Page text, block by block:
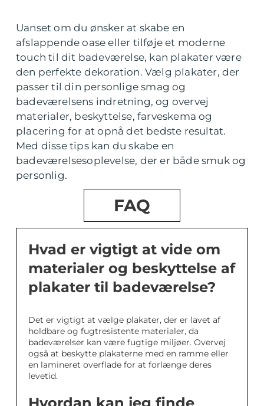
Uanset om du ønsker at skabe en
afslappende oase eller tilføje et moderne
touch til dit badeværelse, kan plakater være
den perfekte dekoration. Vælg plakater, der
passer til din personlige smag og
badeværelsens indretning, og overvej
materialer, beskyttelse, farveskema og
placering for at opnå det bedste resultat.
Med disse tips kan du skabe en
badeværelsesoplevelse, der er både smuk og
personlig.
FAQ
Hvad er vigtigt at vide om
materialer og beskyttelse af
plakater til badeværelse?
Det er vigtigt at vælge plakater, der er lavet af
holdbare og fugtresistente materialer, da
badeværelser kan være fugtige miljøer. Overvej
også at beskytte plakaterne med en ramme eller
en lamineret overflade for at forlænge deres
levetid.